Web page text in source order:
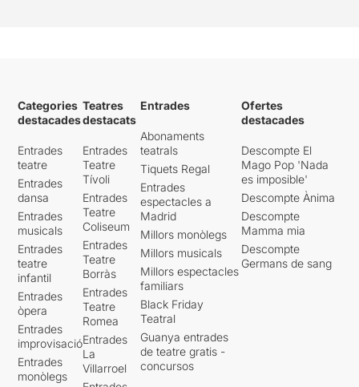
Categories
destacades
Entrades
teatre
Entrades
dansa
Entrades
musicals
Entrades
teatre
infantil
Entrades
òpera
Entrades
improvisació
Entrades
monòlegs
Teatres
destacats
Entrades
Teatre
Tívoli
Entrades
Teatre
Coliseum
Entrades
Teatre
Borràs
Entrades
Teatre
Romea
Entrades
La
Villarroel
Entrades
Abonaments
teatrals
Tiquets Regal
Entrades
espectacles a
Madrid
Millors monòlegs
Millors musicals
Millors espectacles
familiars
Black Friday
Teatral
Guanya entrades
de teatre gratis -
concursos
Ofertes
destacades
Descompte El
Mago Pop 'Nada
es imposible'
Descompte Ànima
Descompte
Mamma mia
Descompte
Germans de sang